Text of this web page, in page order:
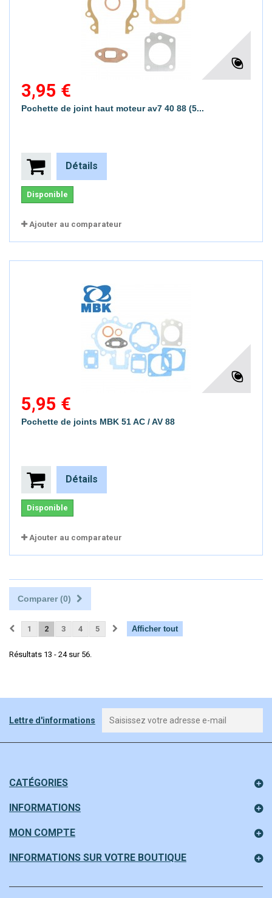
3,95 €
Pochette de joint haut moteur av7 40 88 (5...
Détails
Disponible
Ajouter au comparateur
5,95 €
Pochette de joints MBK 51 AC / AV 88
Détails
Disponible
Ajouter au comparateur
Comparer (0)
Afficher tout
1 2 3 4 5
Résultats 13 - 24 sur 56.
Lettre d'informations
CATÉGORIES
INFORMATIONS
MON COMPTE
INFORMATIONS SUR VOTRE BOUTIQUE